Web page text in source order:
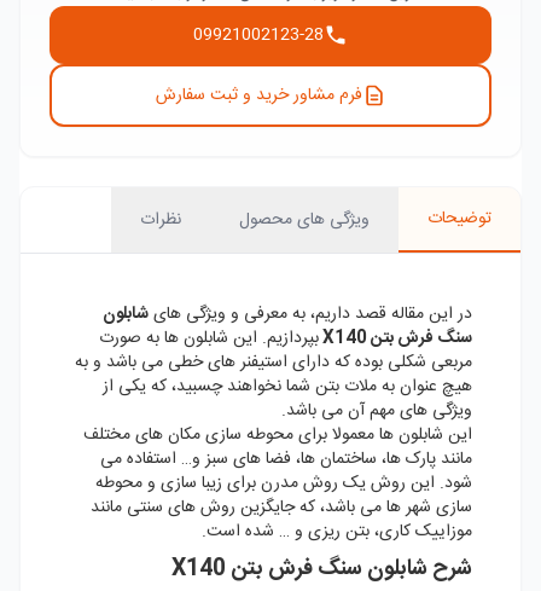
09921002123-28
فرم مشاور خرید و ثبت سفارش
توضیحات ویژگی های محصول نظرات
در این مقاله قصد داریم، به معرفی و ویژگی هایشابلون
سنگ فرش بتن X140
بپردازیم. این شابلون ها به صورت
مربعی شکلی بوده که دارای استیفنر های خطی می باشد و به
هیچ عنوان به ملات بتن شما نخواهند چسبید، که یکی از
ویژگی های مهم آن می باشد.
این شابلون ها معمولا برای محوطه سازی مکان های مختلف
مانند پارک ها، ساختمان ها، فضا های سبز و… استفاده می
شود. این روش یک روش مدرن برای زیبا سازی و محوطه
سازی شهر ها می باشد، که جایگزین روش های سنتی مانند
موزاییک کاری، بتن ریزی و … شده است.
شرح شابلون سنگ فرش بتن X140